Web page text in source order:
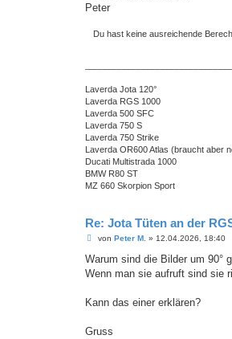
Peter
Du hast keine ausreichende
Laverda Jota 120°
Laverda RGS 1000
Laverda 500 SFC
Laverda 750 S
Laverda 750 Strike
Laverda OR600 Atlas (braucht aber
Ducati Multistrada 1000
BMW R80 ST
MZ 660 Skorpion Sport
Re: Jota Tüten an der
B
i
r
von Peter M. » 12.04.2026, 18:40
Warum sind die Bilder um 90°
Wenn man sie aufruft sind sie
Kann das einer erklären?
Gruss